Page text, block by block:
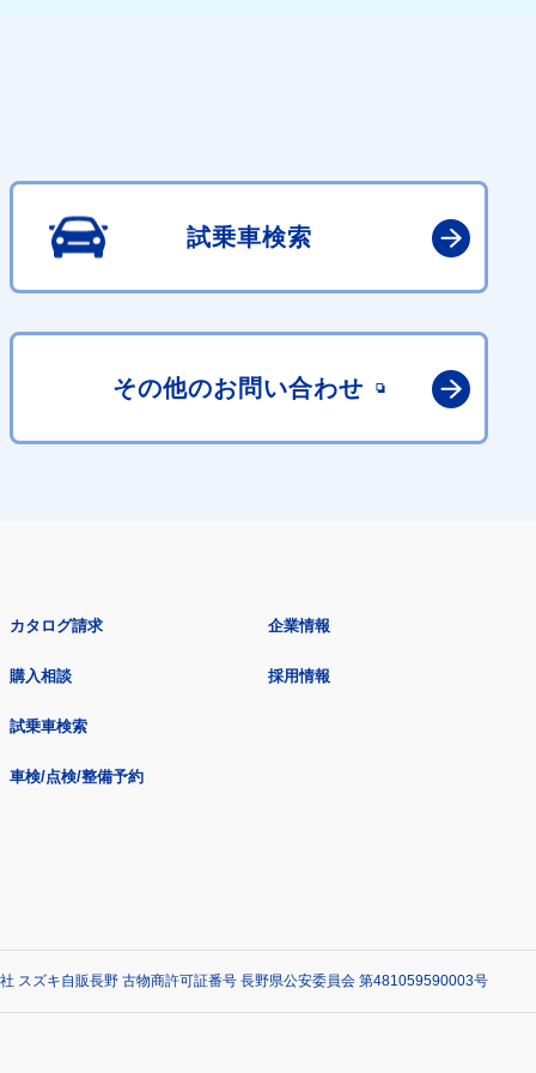
試乗車検索
その他のお問い合わせ
カタログ請求
購入相談
試乗車検索
車検/点検/整備予約
企業情報
採用情報
スズキ自販長野 古物商許可証番号 長野県公安委員会 第481059590003号